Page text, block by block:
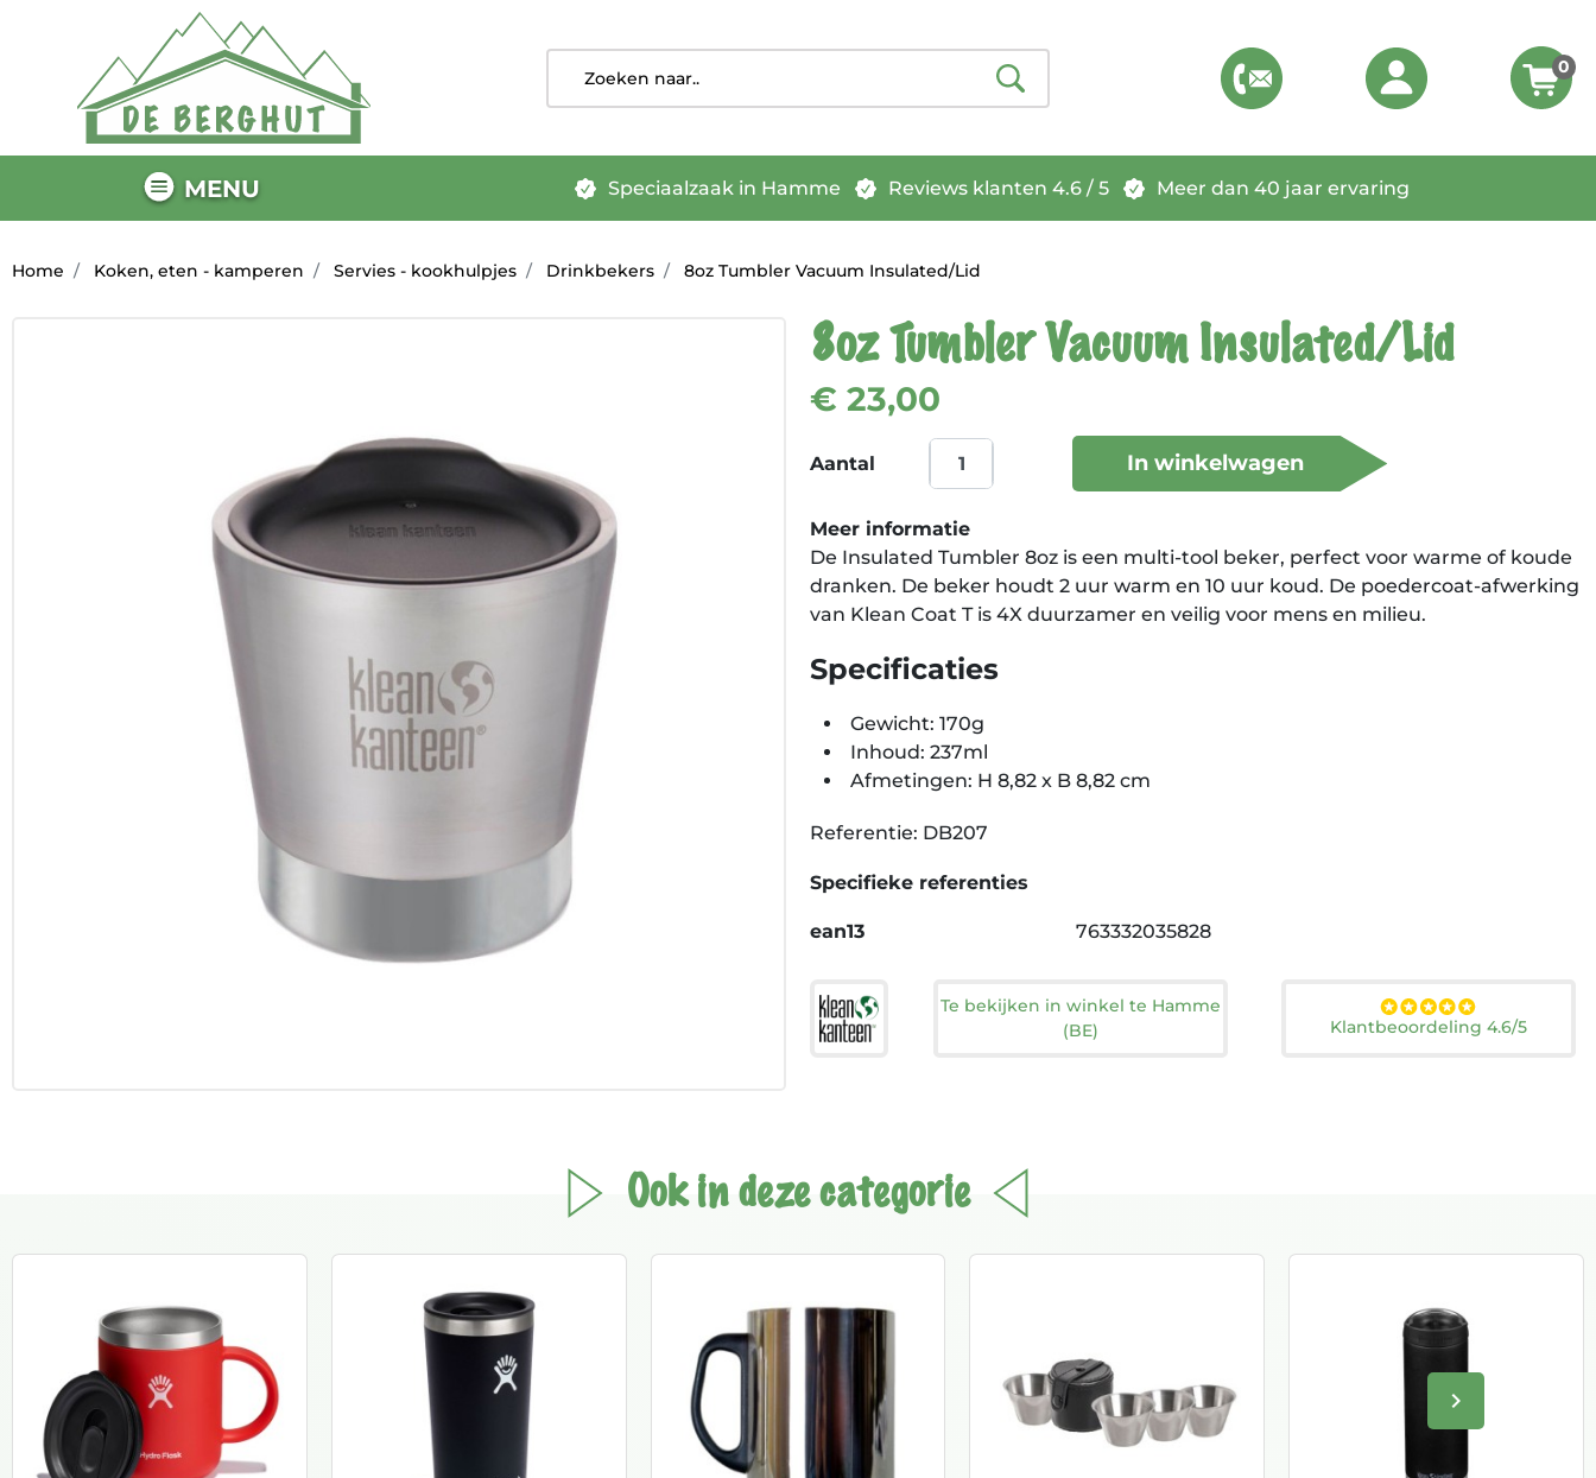
0
MENU Speciaalzaak in Hamme Reviews klanten 4.6 / 5 Meer dan 40 jaar ervaring
Home Koken, eten - kamperen Servies - kookhulpjes Drinkbekers 8oz Tumbler Vacuum Insulated/Lid
8oz Tumbler Vacuum Insulated/Lid
€ 23,00
Aantal In winkelwagen
Meer informatie
De Insulated Tumbler 8oz is een multi-tool beker, perfect voor warme of koude
dranken. De beker houdt 2 uur warm en 10 uur koud. De poedercoat-afwerking
van Klean Coat T is 4X duurzamer en veilig voor mens en milieu.
Specificaties
Gewicht: 170g
Inhoud: 237ml
Afmetingen: H 8,82 x B 8,82 cm
Referentie: DB207
Specifieke referenties
ean13 763332035828
Te bekijken in winkel te Hamme
(BE)
Klantbeoordeling 4.6/5
Ook in deze categorie
Volgende
keyboard_arrow_right